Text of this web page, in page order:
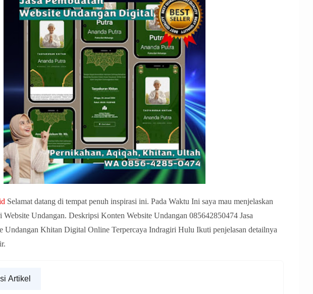
Selamat datang di tempat penuh inspirasi ini. Pada Waktu Ini saya mau menjelaskan
Website Undangan. Deskripsi Konten Website Undangan 085642850474 Jasa
Undangan Khitan Digital Online Terpercaya Indragiri Hulu Ikuti penjelasan detailnya
Artikel